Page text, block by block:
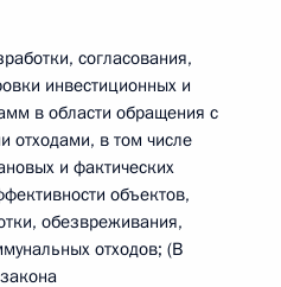
согласования,
инвестиционных и
в области обращения с
отходами, в том числе
и фактических
объектов,
обезвреживания,
отходов; (В